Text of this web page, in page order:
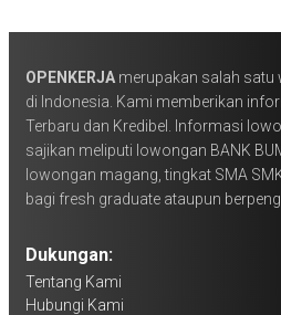
OPENKERJA merupakan salah satu
di Indonesia. Kami memberikan
Terbaru dan Kredibel. Informasi
sajikan meliputi lowongan BANK
lowongan magang, tingkat SMA
bagi fresh graduate ataupun
Dukungan:
Tentang Kami
Hubungi Kami